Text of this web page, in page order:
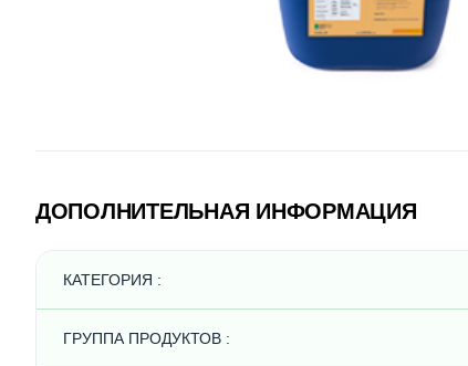
ДОПОЛНИТЕЛЬНАЯ ИНФОРМАЦИЯ
КАТЕГОРИЯ :
ГРУППА ПРОДУКТОВ :